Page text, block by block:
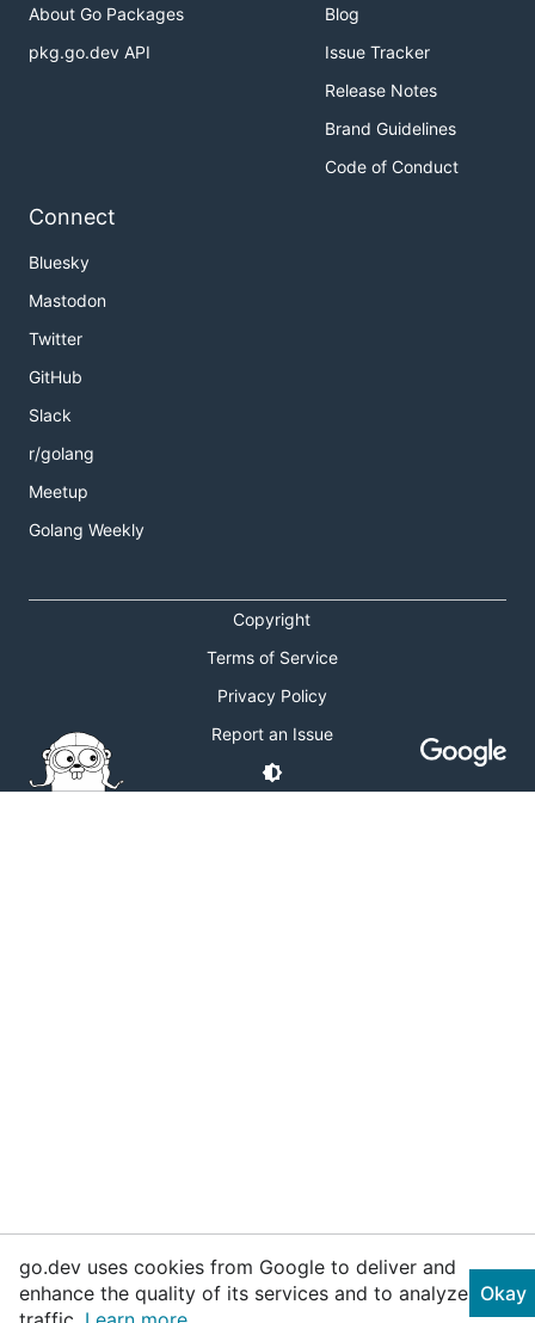
About Go Packages
pkg.go.dev API
Blog
Issue Tracker
Release Notes
Brand Guidelines
Code of Conduct
Connect
Bluesky
Mastodon
Twitter
GitHub
Slack
r/golang
Meetup
Golang Weekly
Copyright
Terms of Service
Privacy Policy
Report an Issue
go.dev uses cookies from Google to deliver and
enhance the quality of its services and to analyze Okay